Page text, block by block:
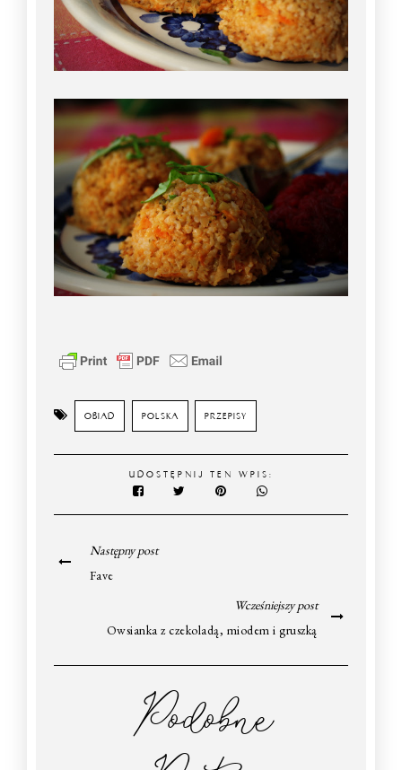
OBIAD POLSKA PRZEPISY
UDOSTĘPNIJ TEN WPIS:
Następny post
Fave
Wcześniejszy post
Owsianka z czekoladą, miodem i gruszką
Podobne